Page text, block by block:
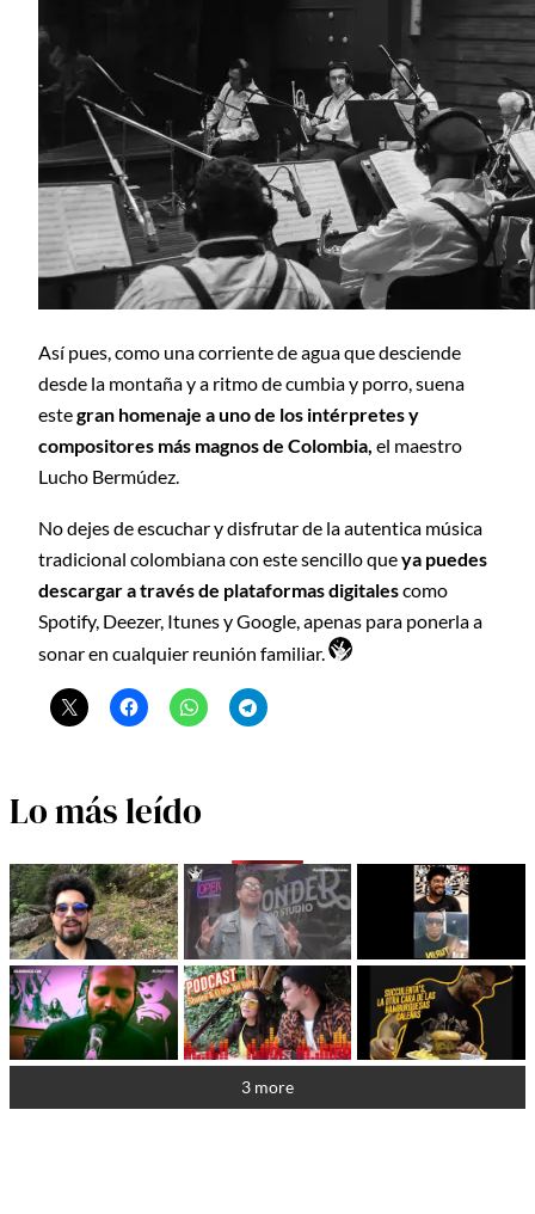
Así pues, como una corriente de agua que desciende
desde la montaña y a ritmo de cumbia y porro, suena
estegran homenaje a uno de los intérpretes y
compositores más magnos de Colombia, el maestro
Lucho Bermúdez.
No dejes de escuchar y disfrutar de la autentica música
tradicional colombiana con este sencillo queya puedes
descargar a través de plataformas digitalescomo
Spotify, Deezer, Itunes y Google, apenas para ponerla a
sonar en cualquier reunión familiar.
Lo más leído
3 more